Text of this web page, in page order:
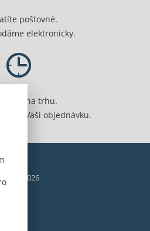
poštovné.
elektronicky.
20 let na trhu.
Vaši objednávku.
- 2026